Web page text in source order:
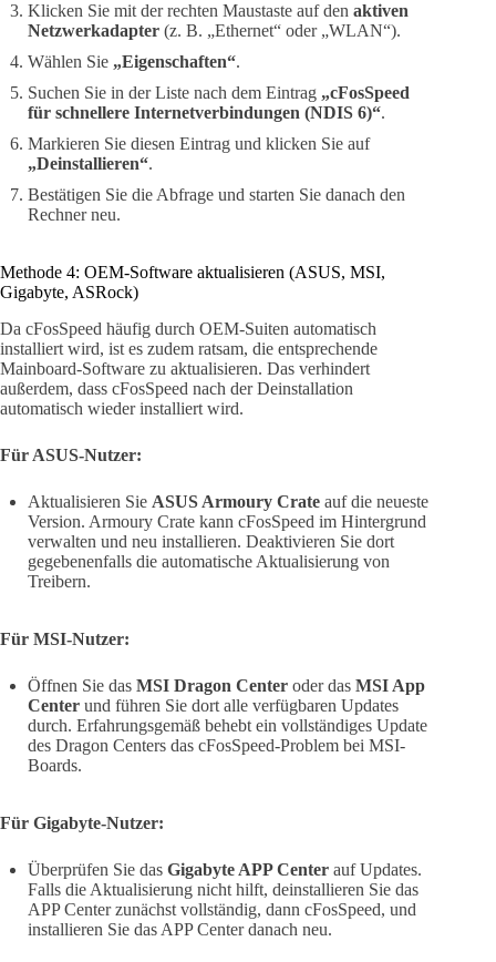
Klicken Sie mit der rechten Maustaste auf den aktiven
Netzwerkadapter (z. B. „Ethernet“ oder „WLAN“).
Wählen Sie „Eigenschaften“.
Suchen Sie in der Liste nach dem Eintrag „cFosSpeed
für schnellere Internetverbindungen (NDIS 6)“.
Markieren Sie diesen Eintrag und klicken Sie auf
„Deinstallieren“.
Bestätigen Sie die Abfrage und starten Sie danach den
Rechner neu.
Methode 4: OEM-Software aktualisieren (ASUS, MSI,
Gigabyte, ASRock)
Da cFosSpeed häufig durch OEM-Suiten automatisch
installiert wird, ist es zudem ratsam, die entsprechende
Mainboard-Software zu aktualisieren. Das verhindert
außerdem, dass cFosSpeed nach der Deinstallation
automatisch wieder installiert wird.
Für ASUS-Nutzer:
Aktualisieren Sie ASUS Armoury Crate auf die neueste
Version. Armoury Crate kann cFosSpeed im Hintergrund
verwalten und neu installieren. Deaktivieren Sie dort
gegebenenfalls die automatische Aktualisierung von
Treibern.
Für MSI-Nutzer:
Öffnen Sie das MSI Dragon Center oder das MSI App
Center und führen Sie dort alle verfügbaren Updates
durch. Erfahrungsgemäß behebt ein vollständiges Update
des Dragon Centers das cFosSpeed-Problem bei MSI-
Boards.
Für Gigabyte-Nutzer:
Überprüfen Sie das Gigabyte APP Center auf Updates.
Falls die Aktualisierung nicht hilft, deinstallieren Sie das
APP Center zunächst vollständig, dann cFosSpeed, und
installieren Sie das APP Center danach neu.